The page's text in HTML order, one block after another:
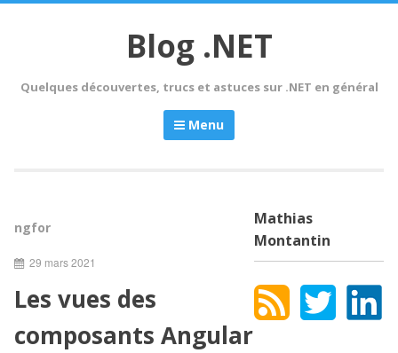
Blog .NET
Quelques découvertes, trucs et astuces sur .NET en général
Menu
ngfor
29 mars 2021
Les vues des
composants Angular
Mathias
Montantin